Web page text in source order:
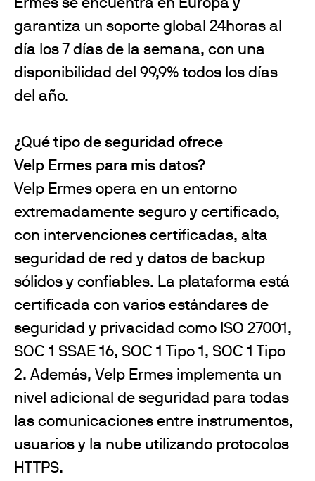
Ermes se encuentra en Europa y
garantiza un soporte global 24horas al
día los 7 días de la semana, con una
disponibilidad del 99,9% todos los días
del año.
¿Qué tipo de seguridad ofrece
Velp Ermes para mis datos?
Velp Ermes opera en un entorno
extremadamente seguro y certificado,
con intervenciones certificadas, alta
seguridad de red y datos de backup
sólidos y confiables. La plataforma está
certificada con varios estándares de
seguridad y privacidad como ISO 27001,
SOC 1 SSAE 16, SOC 1 Tipo 1, SOC 1 Tipo
2. Además, Velp Ermes implementa un
nivel adicional de seguridad para todas
las comunicaciones entre instrumentos,
usuarios y la nube utilizando protocolos
HTTPS.